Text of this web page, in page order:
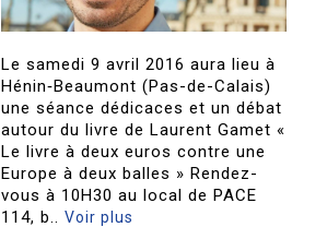
Le samedi 9 avril 2016 aura lieu à
Hénin‐Beaumont (Pas-de-Calais)
une séance dédicaces et un débat
autour du livre de Laurent Gamet «
Le livre à deux euros contre une
Europe à deux balles » Rendez-
vous à 10H30 au local de PACE
114, b..Voir plus